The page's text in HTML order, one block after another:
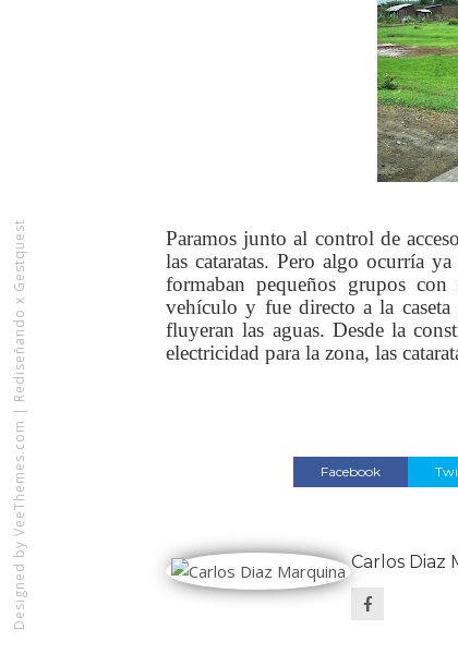
Designed by
VeeThemes.com
|
Rediseñando x Gestquest
Paramos junto al control de
las cataratas. Pero algo ocurría
formaban pequeños grupos
vehículo y fue directo a la caseta
fluyeran las aguas. Desde la
electricidad para la zona, las
Facebook
Carlos Diaz